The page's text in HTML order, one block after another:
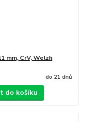
mm, CrV, Welzh
do 21 dnů
do košíku